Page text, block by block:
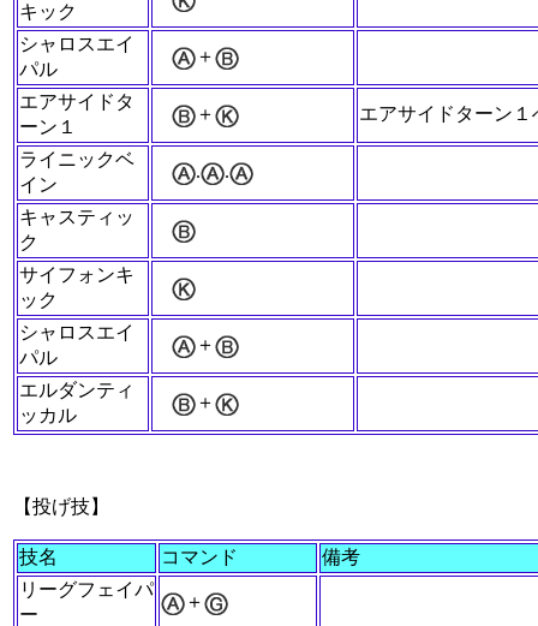
キック
シャロスエイ
パル
＋
エアサイドタ
ーン１
＋ エアサイドターン１
ライニックベ
イン
. .
キャスティッ
ク
サイフォンキ
ック
シャロスエイ
パル
＋
エルダンティ
ッカル
＋
【投げ技】
技名 コマンド
備考
リーグフェイパ
ー
＋